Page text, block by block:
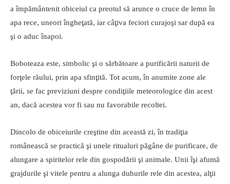
a împământenit obiceiul ca preotul să arunce o cruce de lemn în
apa rece, uneori îngheţată, iar câţiva feciori curajoşi sar după ea
şi o aduc înapoi.
Boboteaza este, simbolic şi o sărbătoare a purificării naturii de
forţele răului, prin apa sfinţită. Tot acum, în anumite zone ale
ţării, se fac previziuni despre condiţiile meteorologice din acest
an, dacă acestea vor fi sau nu favorabile recoltei.
Dincolo de obiceiurile creştine din această zi, în tradiţia
românească se practică şi unele ritualuri păgâne de purificare, de
alungare a spiritelor rele din gospodării şi animale. Unii îşi afumă
grajdurile şi vitele pentru a alunga duhurile rele din acestea, alţii